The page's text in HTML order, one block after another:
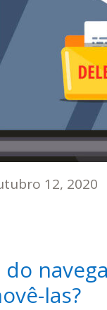
12, 2020
las?